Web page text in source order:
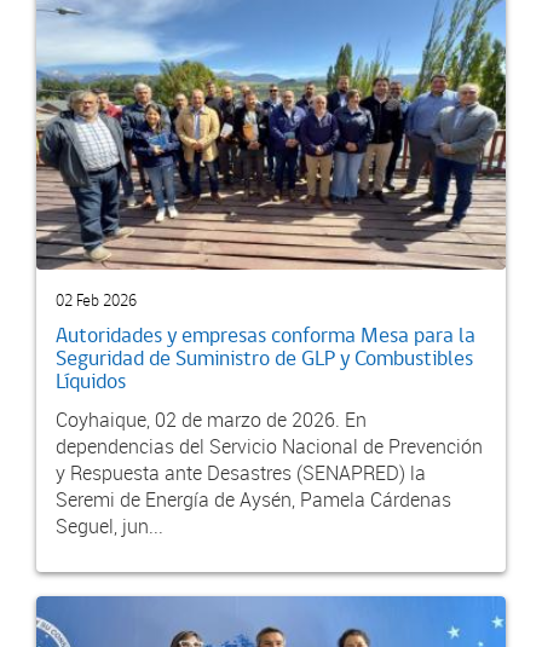
02 Feb 2026
Autoridades y empresas conforma Mesa para la
Seguridad de Suministro de GLP y Combustibles
Líquidos
Coyhaique, 02 de marzo de 2026. En
dependencias del Servicio Nacional de Prevención
y Respuesta ante Desastres (SENAPRED) la
Seremi de Energía de Aysén, Pamela Cárdenas
Seguel, jun...